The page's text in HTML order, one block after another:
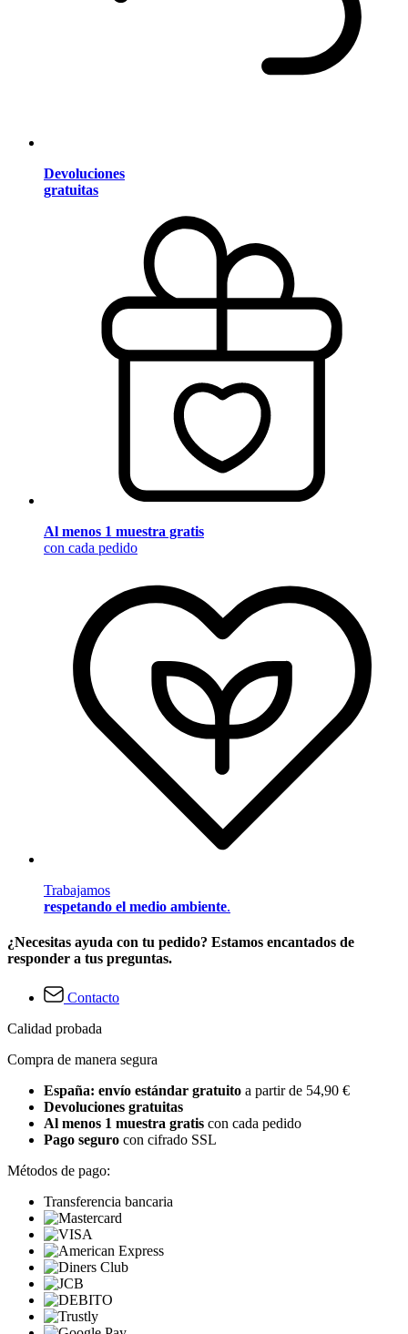
Devoluciones
gratuitas
Al menos 1 muestra gratis
con cada pedido
Trabajamos
respetando el medio ambiente.
¿Necesitas ayuda con tu pedido? Estamos encantados de
responder a tus preguntas.
Contacto
Calidad probada
Compra de manera segura
España: envío estándar gratuito a partir de 54,90 €
Devoluciones gratuitas
Al menos 1 muestra gratis con cada pedido
Pago seguro con cifrado SSL
Métodos de pago:
Transferencia bancaria